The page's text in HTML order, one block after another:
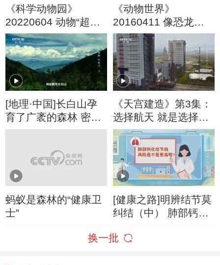
《科学动物园》
20220604 动物“超能
力”
《动物世界》
20160411 像恐龙那
样生活
[地理·中国]长白山孕
育了广袤的森林 密如
蛛网的河流 星罗棋布
《天宫建造》第3集：
选择航天 就是选择和
风险共存
蚂蚁是森林的“健康卫
士”
[健康之路]明辨结节莫
纠结（中） 肺部钙化
高？
换一批